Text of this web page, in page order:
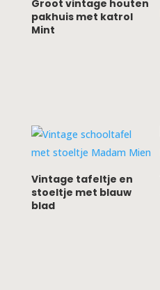
Groot vintage houten
pakhuis met katrol
Mint
Vintage tafeltje en
stoeltje met blauw
blad